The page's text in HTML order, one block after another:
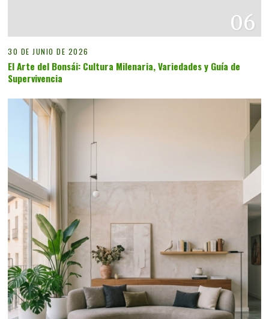
06
30 DE JUNIO DE 2026
El Arte del Bonsái: Cultura Milenaria, Variedades y Guía de
Supervivencia